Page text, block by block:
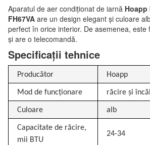
Aparatul de aer condiționat de iarnă Hoapp
FH67VA are un design elegant și culoare
perfect în orice interior. De asemenea, este
și are o telecomandă.
Specificații tehnice
Producător Hoapp
Mod de funcționare răcire și
Culoare alb
Capacitate de răcire,
mii BTU
24-34